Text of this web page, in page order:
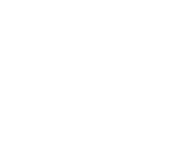
wir fest, dass sich ABA aus
Konversionstherapie - also
von Homosexualität"